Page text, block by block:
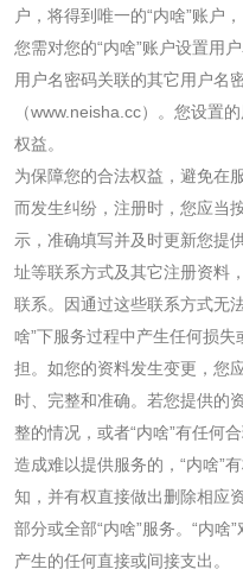
户，将得到唯一的“内啥”账户
您需对您的“内啥”账户设置用
用户名密码关联的其它用户名
（www.neisha.cc）。您设置
权益。
为保障您的合法权益，避免在
而发生纠纷，注册时，您应当
示，准确填写并及时更新您提
址等联系方式及其它注册资料
联系。因通过这些联系方式无
啥”下服务过程中产生任何损
担。如您的资料发生变更，您
时、完整和准确。若您提供的
整的情况，或者“内啥”有任何
造成难以提供服务的，“内啥”
知，并有权直接做出删除相应
部分或全部“内啥”服务。“内
产生的任何直接或间接支出。